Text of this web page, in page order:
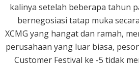
kalinya setelah beberapa tahun
bernegosiasi tatap muka
XCMG yang hangat dan ramah,
perusahaan yang luar biasa,
Customer Festival ke -5 tidak